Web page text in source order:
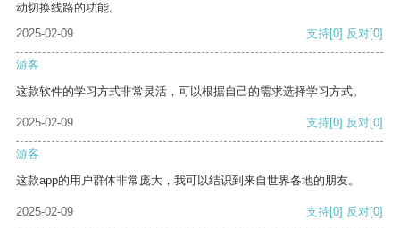
动切换线路的功能。
2025-02-09
支持[0] 反对[0]
游客
这款软件的学习方式非常灵活，可以根据自己的需求选择学习方式。
2025-02-09 支持[0] 反对[0]
游客
这款app的用户群体非常庞大，我可以结识到来自世界各地的朋友。
2025-02-09 支持[0] 反对[0]